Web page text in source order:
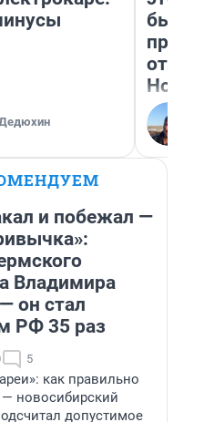
бьет
и побежал —
Владимира
он стал
РФ 35 раз
5
как правильно
— новосибирский
допустимое